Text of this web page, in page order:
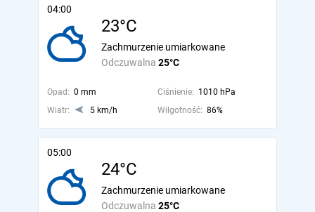
04:00
23°C
Odczuwalna 25°C
Zachmurzenie umiarkowane
Opad: 0 mm Ciśnienie: 1010 hPa
Wiatr:
5 km/h Wilgotność: 86%
05:00
24°C
Odczuwalna 25°C
Zachmurzenie umiarkowane